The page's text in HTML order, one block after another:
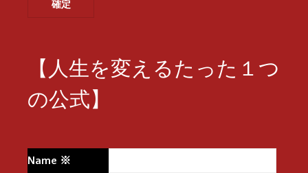
【人生を変えるたった１つ
の公式】
Name ※